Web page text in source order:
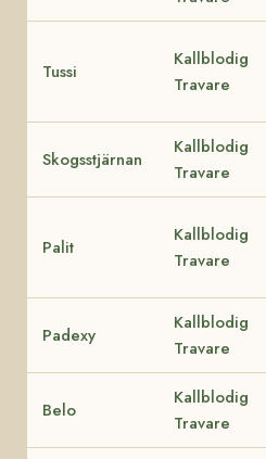
Tussi
Kallblodig
Travare
Skogsstjärnan
Kallblodig
Travare
Palit
Kallblodig
Travare
Padexy
Kallblodig
Travare
Belo
Kallblodig
Travare